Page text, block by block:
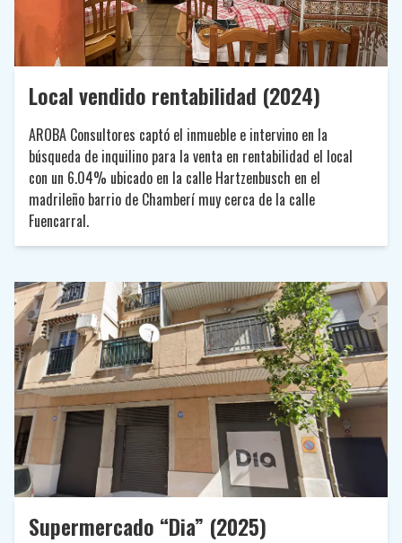
Local vendido rentabilidad (2024)
AROBA Consultores captó el inmueble e intervino en la
búsqueda de inquilino para la venta en rentabilidad el local
con un 6.04% ubicado en la calle Hartzenbusch en el
madrileño barrio de Chamberí muy cerca de la calle
Fuencarral.
Supermercado “Dia” (2025)